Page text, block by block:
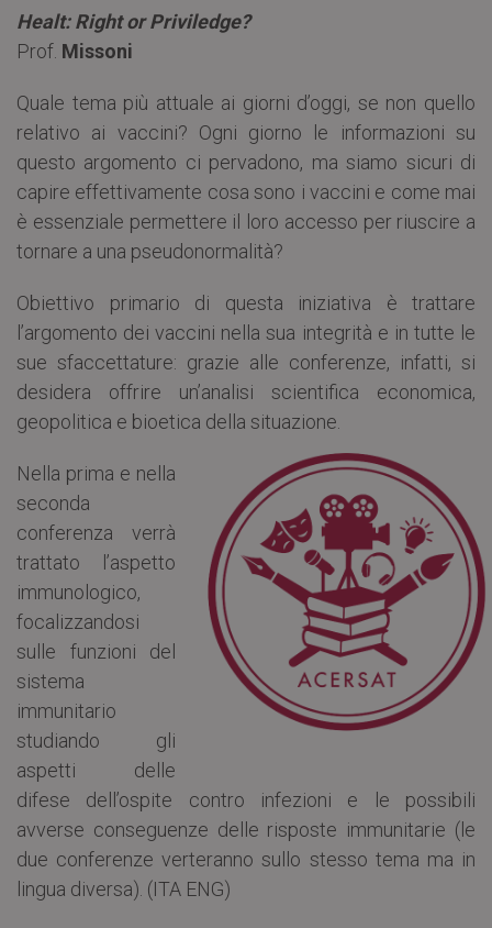
Healt: Right or Priviledge?
Prof. Missoni
Quale tema più attuale ai giorni d’oggi, se non quello
relativo ai vaccini? Ogni giorno le informazioni su
questo argomento ci pervadono, ma siamo sicuri di
capire effettivamente cosa sono i vaccini e come mai
è essenziale permettere il loro accesso per riuscire a
tornare a una pseudonormalità?
Obiettivo primario di questa iniziativa è trattare
l’argomento dei vaccini nella sua integrità e in tutte le
sue sfaccettature: grazie alle conferenze, infatti, si
desidera offrire un’analisi scientifica economica,
geopolitica e bioetica della situazione.
Nella prima e nella
seconda
conferenza verrà
trattato l’aspetto
immunologico,
focalizzandosi
sulle funzioni del
sistema
immunitario
studiando gli
aspetti delle
difese dell’ospite contro infezioni e le possibili
avverse conseguenze delle risposte immunitarie (le
due conferenze verteranno sullo stesso tema ma in
lingua diversa). (ITA ENG)